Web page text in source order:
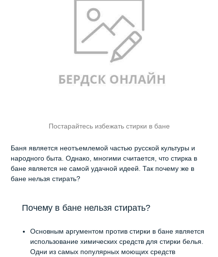
Постарайтесь избежать стирки в бане
Баня является неотъемлемой частью русской культуры и
народного быта. Однако, многими считается, что стирка в
бане является не самой удачной идеей. Так почему же в
бане нельзя стирать?
Почему в бане нельзя стирать?
Основным аргументом против стирки в бане является
использование химических средств для стирки белья.
Одни из самых популярных моющих средств